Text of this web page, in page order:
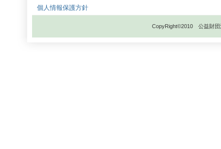
個人情報保護方針
CopyRight©2010 公益財団